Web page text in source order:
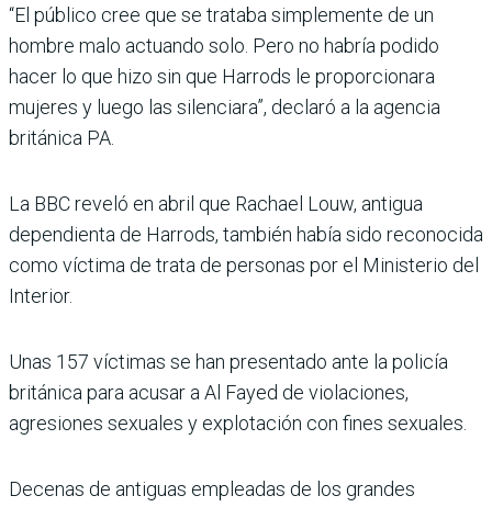
“El público cree que se trataba simplemente de un
hombre malo actuando solo. Pero no habría podido
hacer lo que hizo sin que Harrods le proporcionara
mujeres y luego las silenciara”, declaró a la agencia
británica PA.
La BBC reveló en abril que Rachael Louw, antigua
dependienta de Harrods, también había sido reconocida
como víctima de trata de personas por el Ministerio del
Interior.
Unas 157 víctimas se han presentado ante la policía
británica para acusar a Al Fayed de violaciones,
agresiones sexuales y explotación con fines sexuales.
Decenas de antiguas empleadas de los grandes